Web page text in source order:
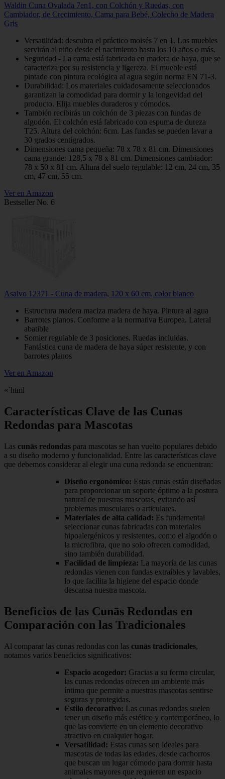
Waldin Cuna Ovalada 7en1, con Colchón y Ruedas, con
Cambiador, de Crecimiento, Cama para Bebé, Colecho de Madera
Gris
Versatilidad: descubra el práctico moisés 7 en 1. Los muebles
servirán al niño desde el nacimiento hasta los 10 años o más.
Seguridad - La cama está fabricada en madera de haya, que se
caracteriza por su resistencia y ligereza. El mueble está
pintado con pintura ecológica al agua según norma EN 71-3.
Durabilidad: Los materiales cuidadosamente seleccionados
garantizan la comodidad para dormir y la longevidad del
producto. Elija muebles duraderos y cómodos.
También recibirás un colchón de 3 piezas con fundas de
algodón. El colchón está fabricado con espuma de dureza
T25. Altura del colchón: 6cm. Las fundas se pueden lavar a
30 grados centígrados.
Dimensiones cama pequeña: 78 x 78 x 81 cm. Dimensiones
cama grande: 128,5 x 78 x 81 cm. Dimensiones cambiador:
78 x 50 x 81 cm. Altura del suelo regulable: 12 cm, 24 cm, 35
cm, 47 cm, 55 cm.
Ver en Amazon
Bestseller No. 6
Asalvo 12371 - Cuna de madera, 120 x 60 cm, color blanco
Estructura madera maciza madera de haya. Pintura al agua
Barrotes planos. Conforme a la normativa Europea. Lateral
abatible
Somier regulable de 3 posiciones. Ruedas incluidas.
Fantástica cuna de madera de haya súper resistente, y con
barrotes planos
Ver en Amazon
«`html
Características Clave de las Cunas
Redondas para Mascotas
Las cunās redondas para mascotas se han vuelto populares debido
a su diseño moderno y funcionalidad. Entre las características clave
que debemos considerar al elegir una cuna redonda se encuentran:
Diseño ergonómico: Estas cunas están diseñadas
para proporcionar un soporte óptimo a la postura
natural de nuestras mascotas, evitando así
problemas musculares o articulares.
Materiales de alta calidad: Es fundamental
seleccionar cunas fabricadas con materiales
hipoalergénicos y resistentes, como el algodón o
la microfibra, que no solo ofrecen comodidad,
sino también durabilidad.
Facilidad de limpieza: La mayoría de las cunas
redondas vienen con fundas extraíbles y lavables,
lo que facilita la higiene del espacio donde
descansa nuestra mascota.
Beneficios de las Cunās Redondas en
Comparación con las Tradicionales
Al comparar las cunas redondas con las cunās tradicionales,
notamos varios beneficios significativos:
Espacio acogedor: Gracias a su forma circular,
las cunas redondas ofrecen un ambiente más
íntimo que permite a nuestras mascotas sentirse
seguras y protegidas.
Estilo decorativo: Las cunas redondas suelen
tener un diseño más estético y contemporáneo, lo
que las convierte en un elemento decorativo
atractivo en cualquier hogar.
Versatilidad: Estas cunas son ideales para
mascotas de todas las edades, desde cachorros
que buscan un lugar cómodo para dormir hasta
animales mayores que requieren un espacio